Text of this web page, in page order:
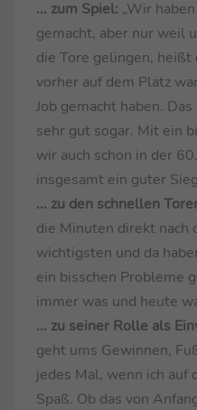
... zum Spiel: „Wir
gemacht, aber nur weil
die Tore gelingen, heißt
vorher auf dem Platz
Job gemacht haben.
sehr gut sogar. Mit ein
wir auch schon in der
insgesamt ein guter
... zu den schnellen
die Minuten direkt nach
wichtigsten und da
ein bisschen Probleme
immer was und heute
... zu seiner Rolle als
geht ums Gewinnen,
jedes Mal, wenn ich auf
Spaß. Ob das von